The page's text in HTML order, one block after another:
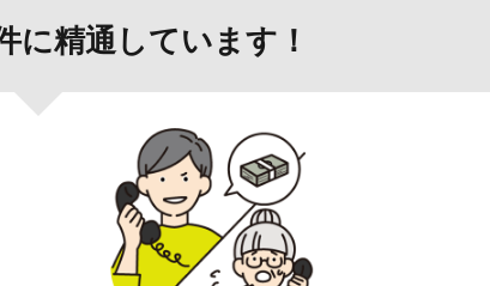
に精通しています！